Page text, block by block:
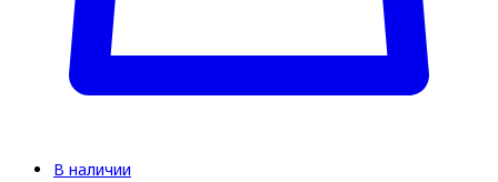
В наличии